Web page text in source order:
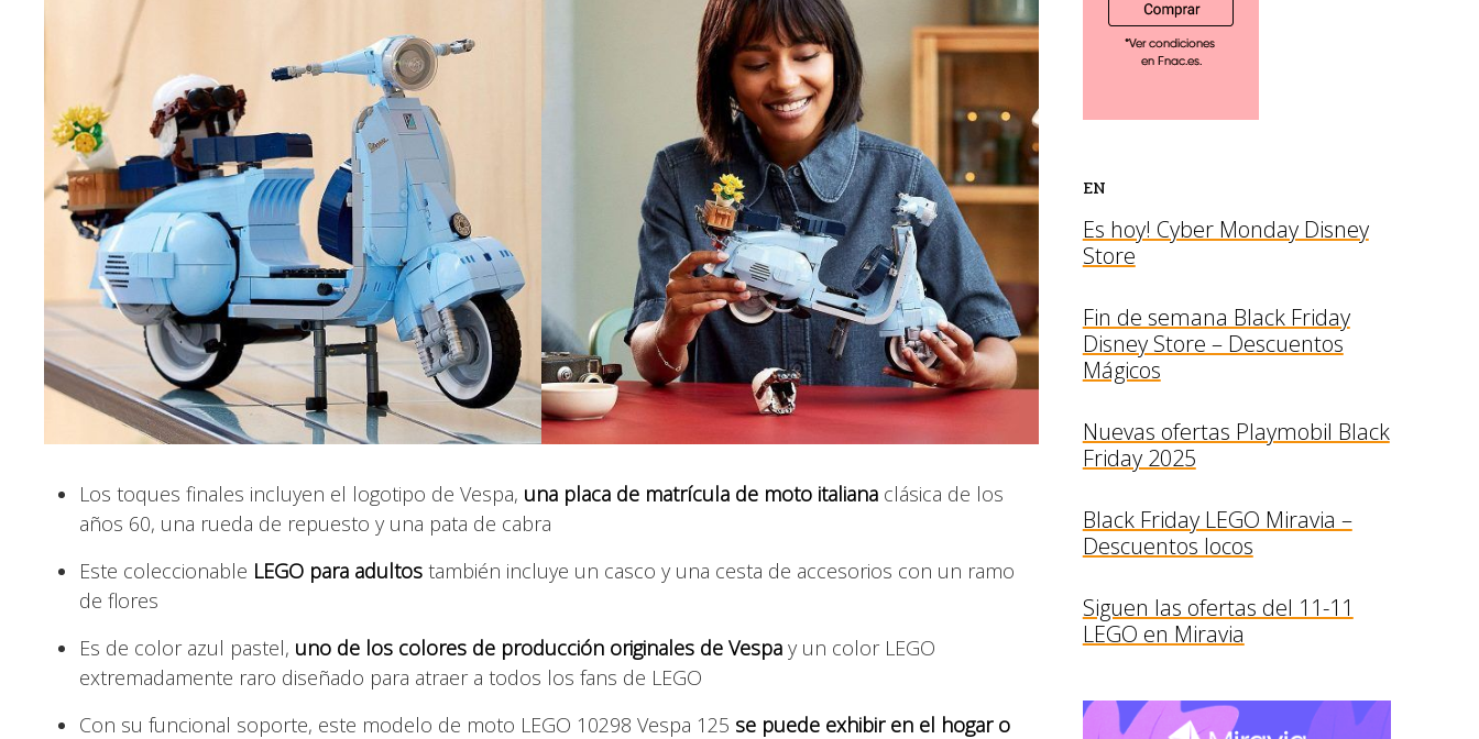
Los toques finales incluyen el logotipo de Vespa, una placa de matrícula de moto italiana clásica de los
años 60, una rueda de repuesto y una pata de cabra
Este coleccionable LEGO para adultos también incluye un casco y una cesta de accesorios con un ramo
de flores
Es de color azul pastel, uno de los colores de producción originales de Vespa y un color LEGO
extremadamente raro diseñado para atraer a todos los fans de LEGO
Con su funcional soporte, este modelo de moto LEGO 10298 Vespa 125 se puede exhibir en el hogar o
EN
Es hoy! Cyber Monday Disney
Store
Fin de semana Black Friday
Disney Store – Descuentos
Mágicos
Nuevas ofertas Playmobil Black
Friday 2025
Black Friday LEGO Miravia –
Descuentos locos
Siguen las ofertas del 11-11
LEGO en Miravia